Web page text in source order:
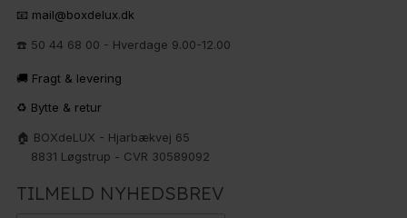
📧 mail@boxdelux.dk
☎️ 50 44 68 00 - Hverdage 9.00-12.00
🚚 Fragt & levering
♻️ Bytte & retur
🏠 BOXdeLUX - Hjarbækvej 65
8831 Løgstrup - CVR 30589092
TILMELD NYHEDSBREV